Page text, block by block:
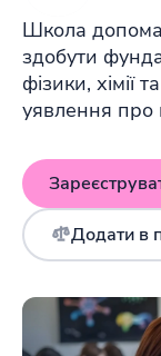
Школа
здобути
фізики, хімії
уявлення
Додати в